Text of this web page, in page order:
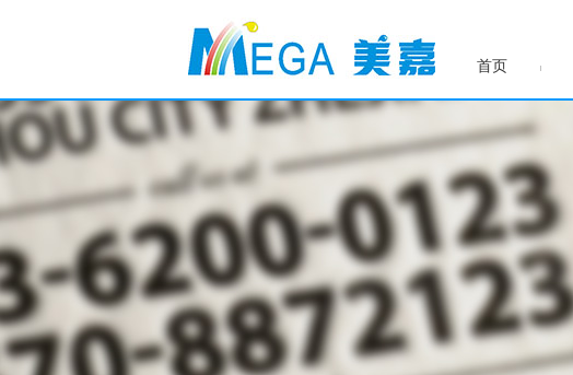
首页